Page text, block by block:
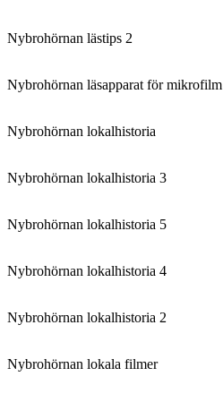
Nybrohörnan lästips 2
Nybrohörnan läsapparat för mikrofilm
Nybrohörnan lokalhistoria
Nybrohörnan lokalhistoria 3
Nybrohörnan lokalhistoria 5
Nybrohörnan lokalhistoria 4
Nybrohörnan lokalhistoria 2
Nybrohörnan lokala filmer